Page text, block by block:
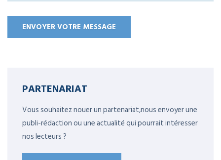
PARTENARIAT
Vous souhaitez nouer un partenariat,nous envoyer une
publi-rédaction ou une actualité qui pourrait intéresser
nos lecteurs ?